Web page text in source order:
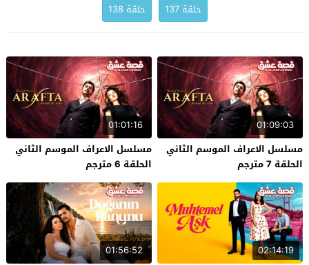
حلقة 137
حلقة 138
01:09:03
مسلسل الاعراف الموسم الثاني
الحلقة 7 مترجم
01:01:16
مسلسل الاعراف الموسم الثاني
الحلقة 6 مترجم
02:14:19
01:56:52